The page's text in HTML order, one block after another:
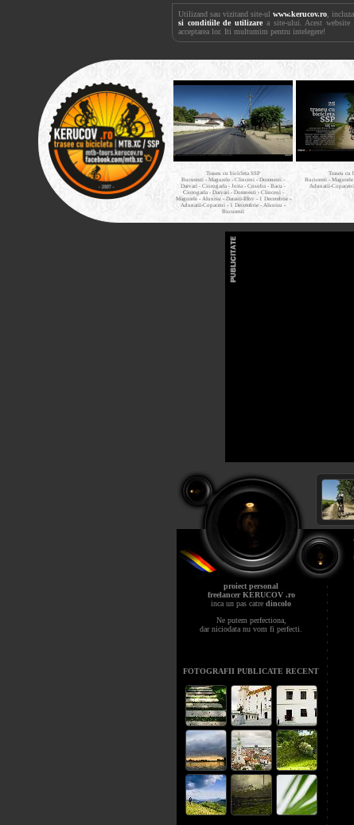
Utilizand sau vizitand site-ulwww.kerucov.ro ,
si conditiile de utilizare a site-ului. Acest website
acceptarea lor. Iti multumim pentru intelegere!
Traseu cu bicicleta SSP
Bucuresti - Magurele - Clinceni - Domnesti -
Darvari - Ciorogarla - Joita - Cosoba - Bacu -
Ciorogarla - Darvari - Domnesti - Clinceni -
Magurele - Alunisu - Darasti-Ilfov - 1 Decembrie -
Adunatii-Copaceni - 1 Decembrie - Alunisu -
Bucuresti
Traseu cu
Bucuresti -
Adunatii-
proiect personal
freelancer KERUCOV .ro
inca un pas catre dincolo
Ne putem perfectiona,
dar niciodata nu vom fi perfecti.
FOTOGRAFII PUBLICATE RECENT